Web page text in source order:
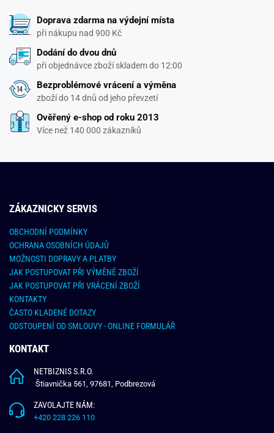
Doprava zdarma na výdejní místa
při nákupu nad 900 Kč
Dodání do dvou dnů
při objednávce zboží skladem do 12:00
Bezproblémové vrácení a výměna
zboží do 14 dnů od jeho převzetí
Ověřený e-shop od roku 2013
Více než 140 000 zákazníků
ZÁKAZNICKY SERVIS
OBCHODNÍ PODMÍNKY
OCHRANA OSOBNÍCH ÚDAJŮ
MOŽNOSTI DOPRAVY A PLATBY
JAK POSTUPOVAT PŘI VÝMĚNĚ ZBOŽÍ
JAK POSTUPOVAT PŘI VRÁCENÍ ZBOŽÍ
KONTAKTY
ČASTO KLADENÉ DOTAZY
ODSTOUPENÍ OD SMLOUVY - ONLINE FORMULÁŘ
KONTAKT
NETBIZNIS S.R.O.
Štiavnička 561, 97681, Podbrezová
ZAVOLAJTE NÁM:
+420 228 226 110